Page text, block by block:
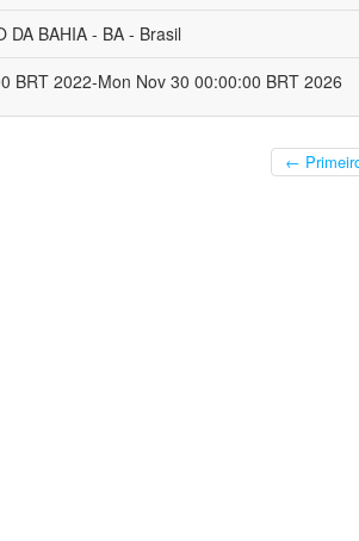
DA BAHIA - BA - Brasil
BRT 2022-Mon Nov 30 00:00:00 BRT 2026
←